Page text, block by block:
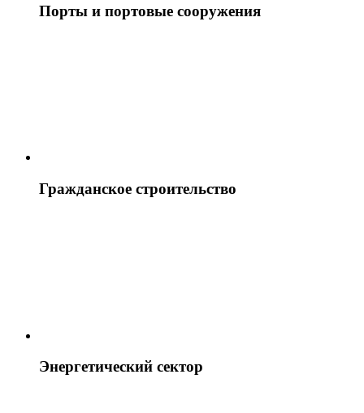
Порты и портовые сооружения
Гражданское строительство
Энергетический сектор